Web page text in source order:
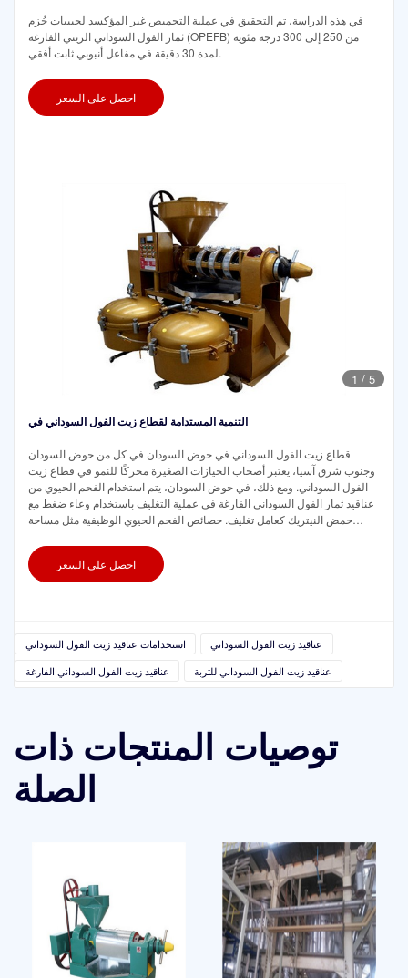
في هذه الدراسة، تم التحقيق في عملية التحميص غير المؤكسد لحبيبات حُزم
ثمار الفول السوداني الزيتي الفارغة (OPEFB) من 250 إلى 300 درجة مئوية
لمدة 30 دقيقة في مفاعل أنبوبي ثابت أفقي.
احصل على السعر
1 / 5
التنمية المستدامة لقطاع زيت الفول السوداني في
قطاع زيت الفول السوداني في حوض السودان في كل من حوض السودان
وجنوب شرق آسيا، يعتبر أصحاب الحيازات الصغيرة محركًا للنمو في قطاع زيت
الفول السوداني. ومع ذلك، في حوض السودان، يتم استخدام الفحم الحيوي من
عناقيد ثمار الفول السوداني الفارغة في عملية التغليف باستخدام وعاء ضغط مع
حمض النيتريك كعامل تغليف. خصائص الفحم الحيوي الوظيفية مثل مساحة
احصل على السعر
استخدامات عناقيد زيت الفول السوداني
عناقيد زيت الفول السوداني
عناقيد زيت الفول السوداني الفارغة
عناقيد زيت الفول السوداني للتربة
توصيات المنتجات ذات
الصلة